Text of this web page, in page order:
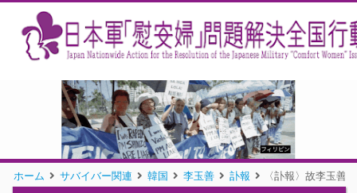
ホーム サバイバー関連 韓国 李玉善 訃報 〈訃報〉故李玉善